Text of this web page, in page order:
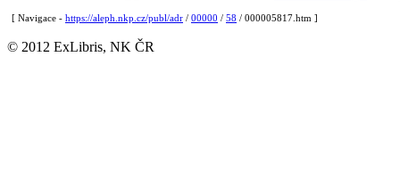
[ Navigace - https://aleph.nkp.cz/publ/adr / 00000 / 58 / 000005817.htm ]
© 2012 ExLibris, NK ČR